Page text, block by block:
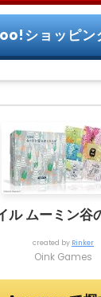
ル ムーミン谷
created by Rinker
Oink Games